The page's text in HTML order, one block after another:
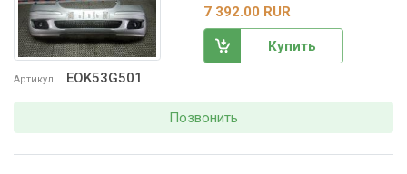
Артикул EOK53G501
7 392.00 RUR
Купить
Позвонить